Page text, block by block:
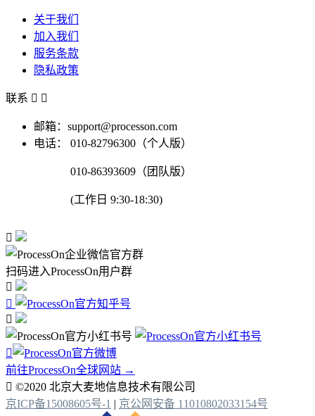
关于我们
加入我们
服务条款
隐私政策
联系  
邮箱：support@processon.com
电话：
010-82796300（个人版）
010-86393609（团队版）
(工作日 9:30-18:30)

扫码进入ProcessOn用户群




前往ProcessOn全球网站 →
 ©2020 北京大麦地信息技术有限公司
京ICP备15008605号-1 | 京公网安备 11010802033154号